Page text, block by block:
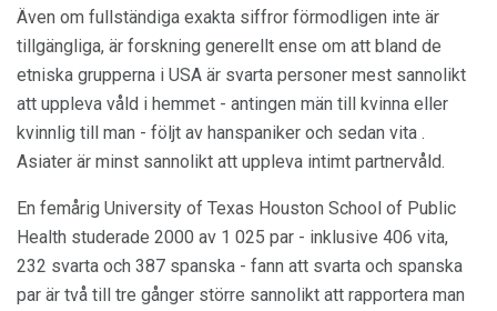
Även om fullständiga exakta siffror förmodligen inte är
tillgängliga, är forskning generellt ense om att bland de
etniska grupperna i USA är svarta personer mest sannolikt
att uppleva våld i hemmet - antingen män till kvinna eller
kvinnlig till man - följt av hanspaniker och sedan vita .
Asiater är minst sannolikt att uppleva intimt partnervåld.
En femårig University of Texas Houston School of Public
Health studerade 2000 av 1 025 par - inklusive 406 vita,
232 svarta och 387 spanska - fann att svarta och spanska
par är två till tre gånger större sannolikt att rapportera man